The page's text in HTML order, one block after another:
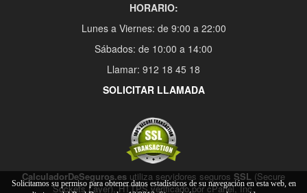
HORARIO:
Lunes a Viernes: de 9:00 a 22:00
Sábados: de 10:00 a 14:00
Llamar: 912 18 45 18
SOLICITAR LLAMADA
CalculadorDeSeguros.es utiliza servidores seguros SSL (Secure
Sockets Layer), HTTPS verificado por cPanel, Inc.
Solicitamos su permiso para obtener datos estadísticos de su navegación en esta web, en